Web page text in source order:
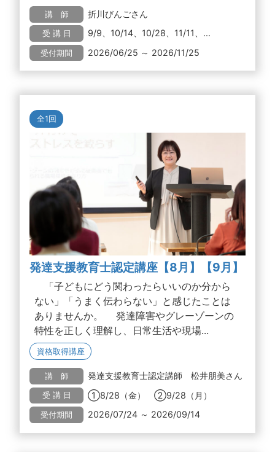
講 師 折川びんごさん
受 講 日 9/9、10/14、10/28、11/11、...
受付期間 2026/06/25 ～ 2026/11/25
全1回
発達支援教育士認定講座【8月】【9月】
「子どもにどう関わったらいいのか分から
ない」「うまく伝わらない」と感じたことは
ありませんか。 発達障害やグレーゾーンの
特性を正しく理解し、日常生活や現場...
資格取得講座
講 師 発達支援教育士認定講師 松井朋美さん
受 講 日 ①8/28（金） ②9/28（月）
受付期間 2026/07/24 ～ 2026/09/14